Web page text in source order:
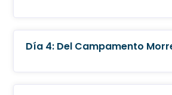
Día 4: Del Campamento